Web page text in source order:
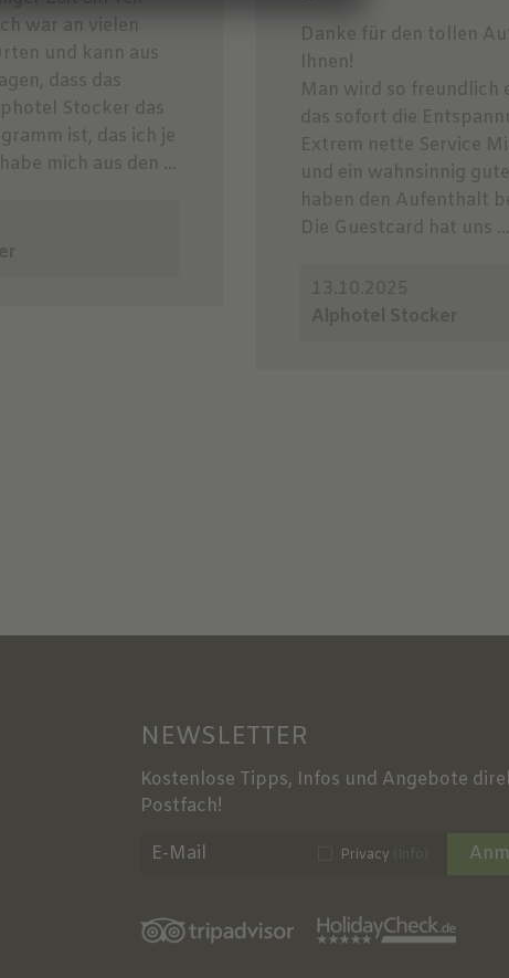
war an vielen
und kann aus
dass das
Stocker das
ist, das ich je
mich aus den ...
Danke für den tollen
Ihnen!
Man wird so freundlich
das sofort die
Extrem nette Service
und ein wahnsinnig
haben den Aufenthalt
Die Guestcard hat uns ...
NEWSLETTER
Kostenlose Tipps, Infos und Angebote
Postfach!
Privacy